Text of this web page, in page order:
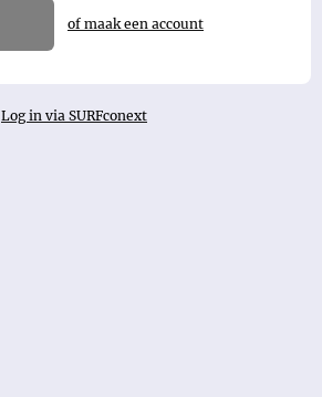
of maak een account
Log in via SURFconext